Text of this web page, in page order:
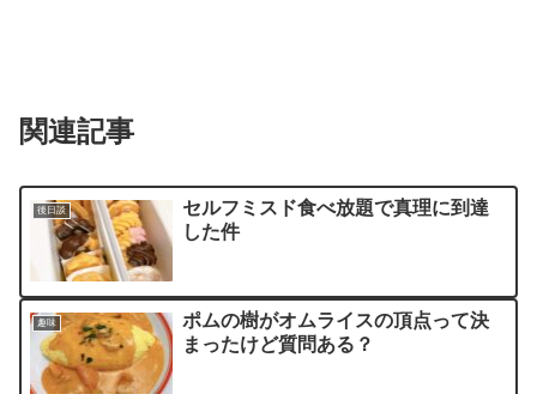
関連記事
後日談
セルフミスド食べ放題で真理に到達
した件
趣味
ポムの樹がオムライスの頂点って決
まったけど質問ある？